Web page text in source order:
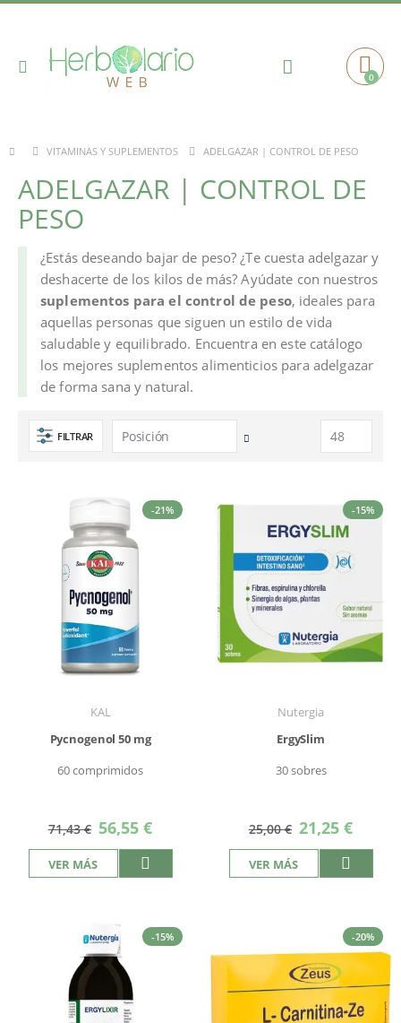
Toggle
Cart0
VITAMINAS Y SUPLEMENTOS ADELGAZAR | CONTROL DE PESO
ADELGAZAR | CONTROL DE
PESO
¿Estás deseando bajar de peso? ¿Te cuesta adelgazar y
deshacerte de los kilos de más? Ayúdate con nuestros
suplementos para el control de peso, ideales para
aquellas personas que siguen un estilo de vida
saludable y equilibrado. Encuentra en este catálogo
los mejores suplementos alimenticios para adelgazar
de forma sana y natural.
FILTRAR
Fijar
-21%
KAL
Pycnogenol 50 mg
60 comprimidos
71,43 € Precio
especial
56,55 €
VER MÁS
-15%
Nutergia
ErgySlim
30 sobres
25,00 € Precio
especial
21,25 €
VER MÁS
-15% -20%